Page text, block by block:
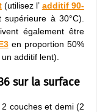
(utilisez l’ additif 90-
à 30°C).
également être
en proportion 50%
additif lent).
sur la surface
couches et demi (2